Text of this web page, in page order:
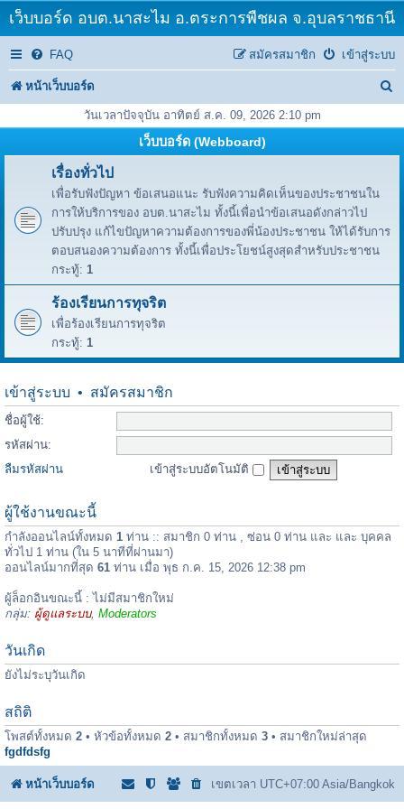
เว็บบอร์ด อบต.นาสะไม อ.ตระการพืชผล จ.อุบลราชธานี
FAQ เข้าสู่ระบบ
สมัครสมาชิก
หน้าเว็บบอร์ด
วันเวลาปัจจุบัน อาทิตย์ ส.ค. 09, 2026 2:10 pm
เว็บบอร์ด (Webboard)
เรื่องทั่วไป
เพื่อรับฟังปัญหา ข้อเสนอแนะ รับฟังความคิดเห็นของประชาชนใน
การให้บริการของ อบต.นาสะไม ทั้งนี้เพื่อนำข้อเสนอดังกล่าวไป
ปรับปรุง แก้ไขปัญหาความต้องการของพี่น้องประชาชน ให้ได้รับการ
ตอบสนองความต้องการ ทั้งนี้เพื่อประโยชน์สูงสุดสำหรับประชาชน
กระทู้: 1
ร้องเรียนการทุจริต
เพื่อร้องเรียนการทุจริต
กระทู้: 1
เข้าสู่ระบบ • สมัครสมาชิก
ชื่อผู้ใช้:
รหัสผ่าน:
ลืมรหัสผ่าน
เข้าสู่ระบบอัตโนมัติ
ผู้ใช้งานขณะนี้
กำลังออนไลน์ทั้งหมด 1 ท่าน :: สมาชิก 0 ท่าน , ซ่อน 0 ท่าน และ และ บุคคล
ทั่วไป 1 ท่าน (ใน 5 นาทีที่ผ่านมา)
ออนไลน์มากที่สุด 61 ท่าน เมื่อ พุธ ก.ค. 15, 2026 12:38 pm
ผู้ล็อกอินขณะนี้ : ไม่มีสมาชิกใหม่
กลุ่ม: ผู้ดูแลระบบ, Moderators
วันเกิด
ยังไม่ระบุวันเกิด
สถิติ
โพสต์ทั้งหมด 2 • หัวข้อทั้งหมด 2 • สมาชิกทั้งหมด 3 • สมาชิกใหม่ล่าสุด
fgdfdsfg
หน้าเว็บบอร์ด เขตเวลา UTC+07:00 Asia/Bangkok